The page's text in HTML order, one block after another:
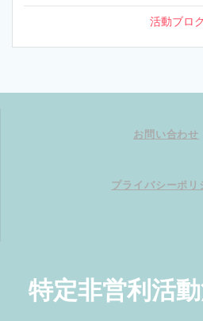
活動ブロ
お問い合わせ
プライバシーポリ
特定非営利活